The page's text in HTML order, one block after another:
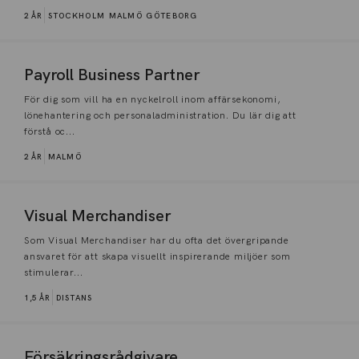
2 ÅR STOCKHOLM MALMÖ GÖTEBORG
Payroll Business Partner
För dig som vill ha en nyckelroll inom affärsekonomi,
lönehantering och personaladministration. Du lär dig att
förstå oc...
2 ÅR MALMÖ
Visual Merchandiser
Som Visual Merchandiser har du ofta det övergripande
ansvaret för att skapa visuellt inspirerande miljöer som
stimulerar...
1,5 ÅR DISTANS